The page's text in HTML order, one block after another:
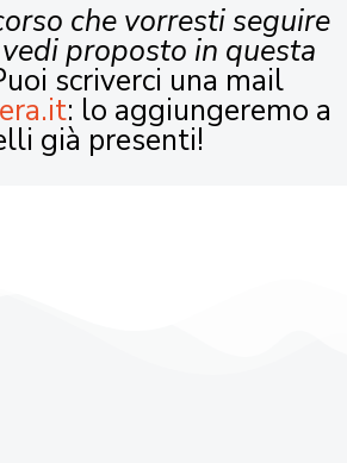
che vorresti seguire
proposto in questa
scriverci una mail
: lo aggiungeremo a
già presenti!